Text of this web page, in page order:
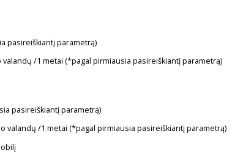
pasireiškiantį parametrą)
/1 metai (*pagal pirmiausia pasireiškiantį parametrą)
pasireiškiantį parametrą)
valandų /1 metai (*pagal pirmiausia pasireiškiantį parametrą)